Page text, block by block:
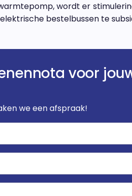
wordt er
bestelbussen te
voor
we een afspraak!